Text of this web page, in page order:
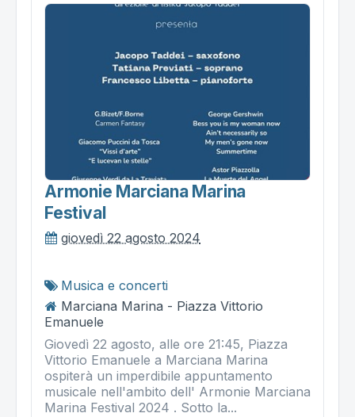
Armonie Marciana Marina
Festival
giovedì 22 agosto 2024
Musica e concerti
Marciana Marina - Piazza Vittorio
Emanuele
Giovedì 22 agosto, alle ore 21:45, Piazza
Vittorio Emanuele a Marciana Marina
ospiterà un imperdibile appuntamento
musicale nell'ambito dell' Armonie Marciana
Marina Festival 2024 . Sotto la...